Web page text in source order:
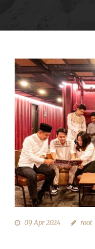
09 Apr 2024 root